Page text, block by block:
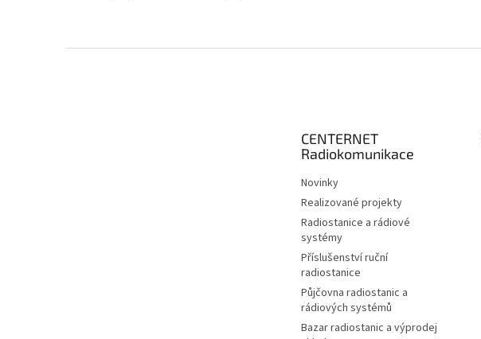
CENTERNET
Radiokomunikace
Novinky
Realizované projekty
Radiostanice a rádiové
systémy
Příslušenství ruční
radiostanice
Půjčovna radiostanic a
rádiových systémů
Bazar radiostanic a výprodej